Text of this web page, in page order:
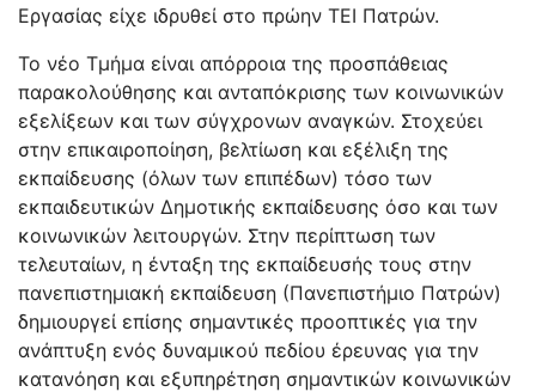
Εργασίας είχε ιδρυθεί στο πρώην ΤΕΙ Πατρών.
Το νέο Τμήμα είναι απόρροια της προσπάθειας
παρακολούθησης και ανταπόκρισης των κοινωνικών
εξελίξεων και των σύγχρονων αναγκών. Στοχεύει
στην επικαιροποίηση, βελτίωση και εξέλιξη της
εκπαίδευσης (όλων των επιπέδων) τόσο των
εκπαιδευτικών Δημοτικής εκπαίδευσης όσο και των
κοινωνικών λειτουργών. Στην περίπτωση των
τελευταίων, η ένταξη της εκπαίδευσής τους στην
πανεπιστημιακή εκπαίδευση (Πανεπιστήμιο Πατρών)
δημιουργεί επίσης σημαντικές προοπτικές για την
ανάπτυξη ενός δυναμικού πεδίου έρευνας για την
κατανόηση και εξυπηρέτηση σημαντικών κοινωνικών